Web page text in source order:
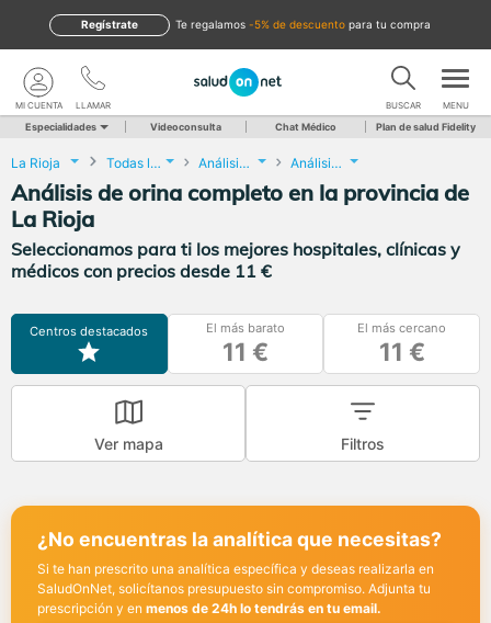
te regalamos -5% de descuento para tu compra
Regístrate
LLAMAR
MI CUENTA BUSCAR MENU
Especialidades Videoconsulta Chat Médico Plan de salud Fidelity
La Rioja Todas las localidades Análisis Clínicos Análisis de orina completo
Análisis de orina completo en la provincia de
La Rioja
Seleccionamos para ti los mejores hospitales, clínicas y
médicos con precios desde 11 €
Centros destacados El más barato
11 €
El más cercano
11 €
Ver mapa Filtros
¿No encuentras la analítica que necesitas?
Si te han prescrito una analítica específica y deseas realizarla en
SaludOnNet, solicítanos presupuesto sin compromiso. Adjunta tu
prescripción y en menos de 24h lo tendrás en tu email.